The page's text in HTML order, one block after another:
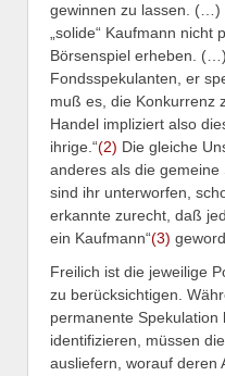
gewinnen zu lassen. (…)
„solide“ Kaufmann nicht
Börsenspiel erheben.
Fondsspekulanten, er
muß es, die Konkurrenz
Handel impliziert also
ihrige.“(2) Die gleiche
anderes als die gemeine
sind ihr unterworfen,
erkannte zurecht, daß
ein Kaufmann“(3)
Freilich ist die jeweilige
zu berücksichtigen.
permanente
identifizieren, müssen
ausliefern, worauf deren